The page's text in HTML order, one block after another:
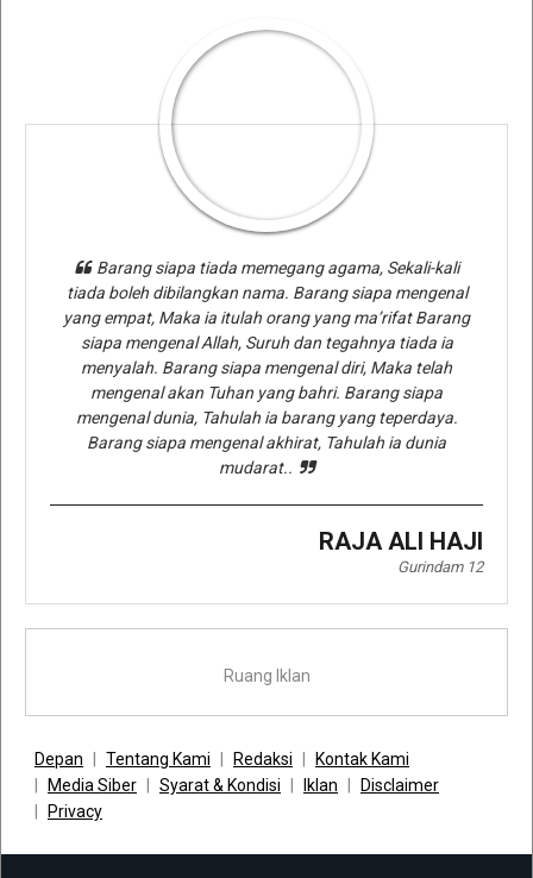
Barang siapa tiada memegang agama, Sekali-kali
tiada boleh dibilangkan nama. Barang siapa mengenal
yang empat, Maka ia itulah orang yang ma’rifat Barang
siapa mengenal Allah, Suruh dan tegahnya tiada ia
menyalah. Barang siapa mengenal diri, Maka telah
mengenal akan Tuhan yang bahri. Barang siapa
mengenal dunia, Tahulah ia barang yang teperdaya.
Barang siapa mengenal akhirat, Tahulah ia dunia
mudarat..
RAJA ALI HAJI
Gurindam 12
Ruang Iklan
Depan Tentang Kami Redaksi
Kontak Kami
Media Siber
Syarat & Kondisi Iklan
Disclaimer
Privacy